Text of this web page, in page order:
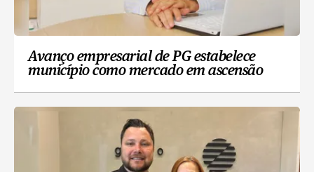
Avanço empresarial de PG estabelece
município como mercado em ascensão